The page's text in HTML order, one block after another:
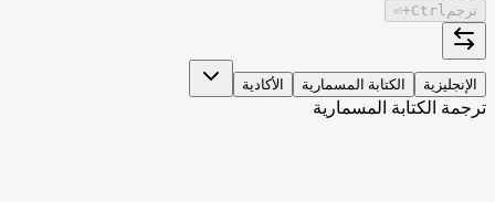
ترجم Ctrl
+⏎
الإنجليزية الكتابة المسمارية الأكادية
ترجمة الكتابة المسمارية